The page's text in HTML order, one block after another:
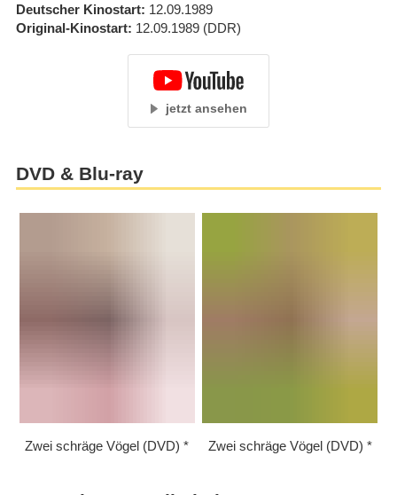
Deutscher Kinostart 12.09.1989
Original-Kinostart 12.09.1989 (DDR)
jetzt ansehen
DVD & Blu-ray
Zwei schräge Vögel (DVD) Zwei schräge Vögel (DVD)